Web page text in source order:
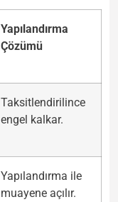
Yapılandırma
Çözümü
Taksitlendirilince
engel kalkar.
Yapılandırma ile
muayene açılır.